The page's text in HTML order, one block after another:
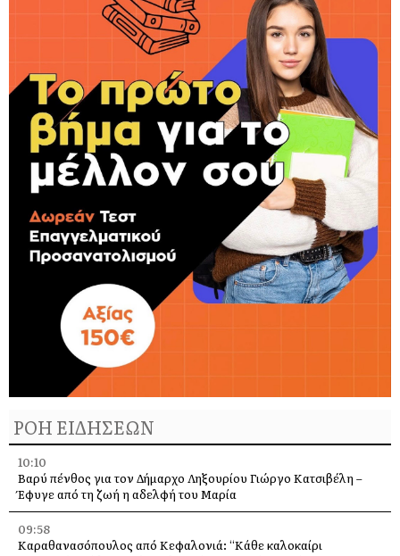
ΡΟΗ ΕΙΔΗΣΕΩΝ
10:10
Βαρύ πένθος για τον Δήμαρχο Ληξουρίου Γιώργο Κατσιβέλη –
Έφυγε από τη ζωή η αδελφή του Μαρία
09:58
Καραθανασόπουλος από Κεφαλονιά: “Κάθε καλοκαίρι